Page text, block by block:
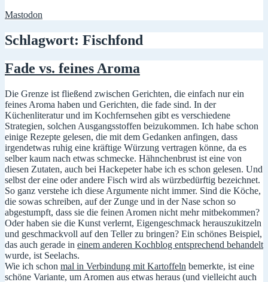
Mastodon
Schlagwort: Fischfond
Fade vs. feines Aroma
Die Grenze ist fließend zwischen Gerichten, die einfach nur ein
feines Aroma haben und Gerichten, die fade sind. In der
Küchenliteratur und im Kochfernsehen gibt es verschiedene
Strategien, solchen Ausgangsstoffen beizukommen. Ich habe schon
einige Rezepte gelesen, die mit dem Gedanken anfingen, dass
irgendetwas ruhig eine kräftige Würzung vertragen könne, da es
selber kaum nach etwas schmecke. Hähnchenbrust ist eine von
diesen Zutaten, auch bei Hackepeter habe ich es schon gelesen. Und
selbst der eine oder andere Fisch wird als würzbedürftig bezeichnet.
So ganz verstehe ich diese Argumente nicht immer. Sind die Köche,
die sowas schreiben, auf der Zunge und in der Nase schon so
abgestumpft, dass sie die feinen Aromen nicht mehr mitbekommen?
Oder haben sie die Kunst verlernt, Eigengeschmack herauszukitzeln
und geschmackvoll auf den Teller zu bringen? Ein schönes Beispiel,
das auch gerade in einem anderen Kochblog entsprechend behandelt
wurde, ist Seelachs.
Wie ich schon mal in Verbindung mit Kartoffeln bemerkte, ist eine
schöne Variante, um Aromen aus etwas heraus (und vielleicht auch